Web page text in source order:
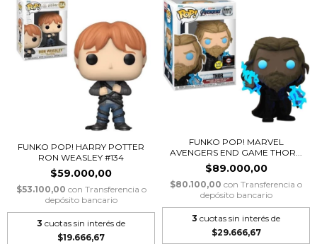
FUNKO POP! HARRY POTTER
RON WEASLEY #134
$59.000,00
$53.100,00 con Transferencia o
depósito bancario
3 cuotas sin interés de
$19.666,67
FUNKO POP! MARVEL
AVENGERS END GAME THOR...
$89.000,00
$80.100,00 con Transferencia o
depósito bancario
3 cuotas sin interés de
$29.666,67